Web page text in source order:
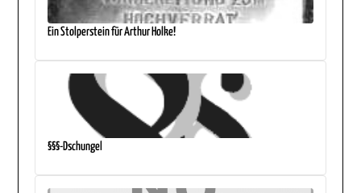
Ein Stolperstein für Arthur Holke!
§§§-Dschungel